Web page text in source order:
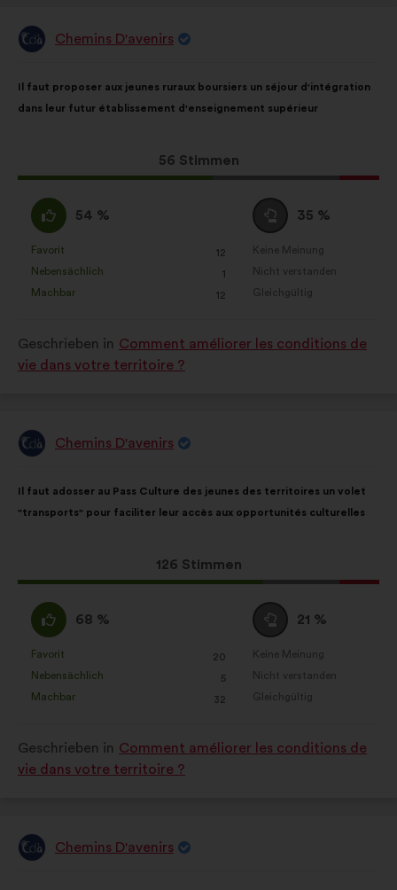
VorschlagChemins D'avenirs
des
Vorschlags:
Il faut proposer aux jeunes ruraux boursiers un séjour d'intégration
dans leur futur établissement d'enseignement supérieur
Dieser
Vorschlag
56 Stimmen
folgender
Aufteilung:
Ich
stimme
zu
:
54 %
in:
Favorit
: 12
mal
Nebensächlich
: 1
mal
Machbar
: 12
mal
Neutral
:
35 %
in:
Keine Meinung
:mal
Nicht verstanden
:mal
Gleichgültig
:mal
Geschrieben in Comment améliorer les conditions de
vie dans votre territoire ?
VorschlagChemins D'avenirs
des
Vorschlags:
Il faut adosser au Pass Culture des jeunes des territoires un volet
"transports" pour faciliter leur accès aux opportunités culturelles
Dieser
Vorschlag
126 Stimmen
folgender
Aufteilung:
Ich
stimme
zu
:
68 %
in:
Favorit
: 20
mal
Nebensächlich
: 5
mal
Machbar
: 32
mal
Neutral
:
21 %
in:
Keine Meinung
:mal
Nicht verstanden
:mal
Gleichgültig
:mal
Geschrieben in Comment améliorer les conditions de
vie dans votre territoire ?
VorschlagChemins D'avenirs